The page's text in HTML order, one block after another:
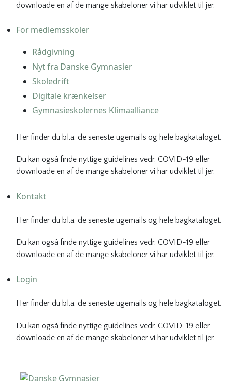
downloade en af de mange skabeloner vi har udviklet til jer.
For medlemsskoler
Rådgivning
Nyt fra Danske Gymnasier
Skoledrift
Digitale krænkelser
Gymnasieskolernes Klimaalliance
Her finder du bl.a. de seneste ugemails og hele bagkataloget.
Du kan også finde nyttige guidelines vedr. COVID-19 eller
downloade en af de mange skabeloner vi har udviklet til jer.
Kontakt
Her finder du bl.a. de seneste ugemails og hele bagkataloget.
Du kan også finde nyttige guidelines vedr. COVID-19 eller
downloade en af de mange skabeloner vi har udviklet til jer.
Login
Her finder du bl.a. de seneste ugemails og hele bagkataloget.
Du kan også finde nyttige guidelines vedr. COVID-19 eller
downloade en af de mange skabeloner vi har udviklet til jer.